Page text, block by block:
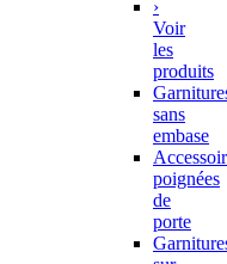
›
Voir
les
produits
sans
embase
poignées
de
porte